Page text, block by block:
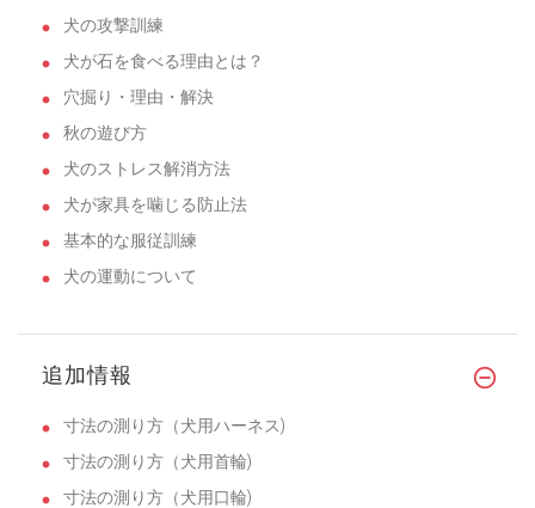
犬の攻撃訓練
犬が石を食べる理由とは？
穴掘り・理由・解決
秋の遊び方
犬のストレス解消方法
犬が家具を噛じる防止法
基本的な服従訓練
犬の運動について
追加情報
寸法の測り方（犬用ハーネス)
寸法の測り方（犬用首輪)
寸法の測り方（犬用口輪)